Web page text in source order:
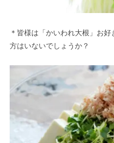
＊皆様は「かいわれ大根」お
方はいないでしょうか？